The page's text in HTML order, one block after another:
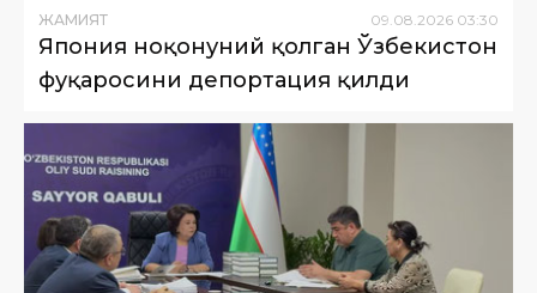
ЖАМИЯТ 09.08.2026 03:30
Япония ноқонуний қолган Ўзбекистон
фуқаросини депортация қилди